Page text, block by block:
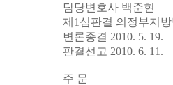
담당변호사 백준현
제1심판결 의정부지방
변론종결 2010. 5. 19.
판결선고 2010. 6. 11.
주 문